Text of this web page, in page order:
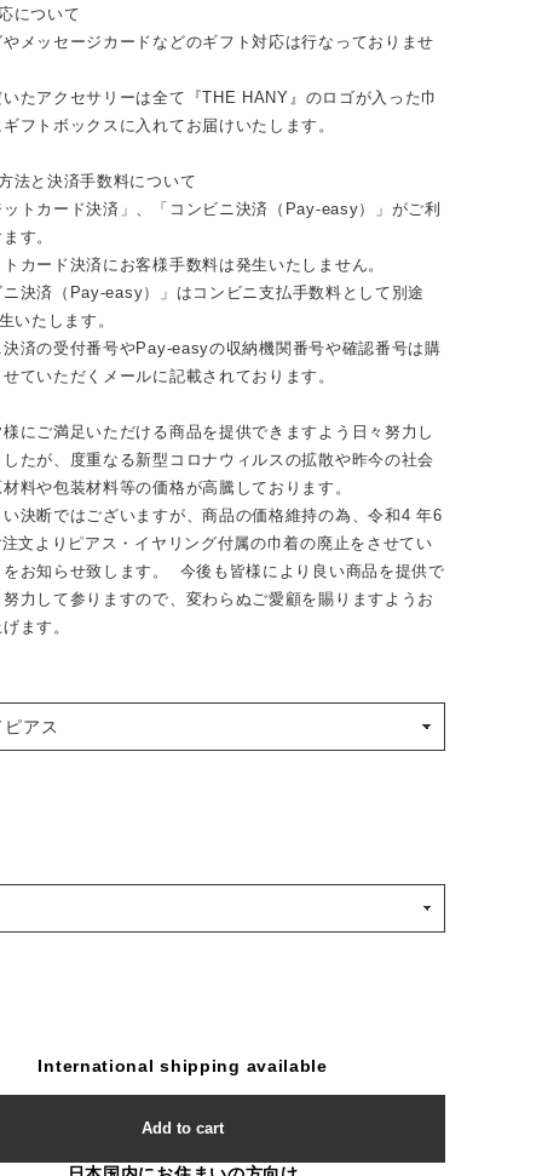
について
メッセージカードなどのギフト対応は行なっておりませ
たアクセサリーは全て『THE HANY』のロゴが入った巾
フトボックスに入れてお届けいたします。
法と決済手数料について
トカード決済」、「コンビニ決済（Pay-easy）」がご利
す。
カード決済にお客様手数料は発生いたしません。
決済（Pay-easy）」はコンビニ支払手数料として別途
いたします。
済の受付番号やPay-easyの収納機関番号や確認番号は購
ていただくメールに記載されております。
にご満足いただける商品を提供できますよう日々努力し
たが、度重なる新型コロナウィルスの拡散や昨今の社会
料や包装材料等の価格が高騰しております。
決断ではございますが、商品の価格維持の為、令和4 年6
文よりピアス・イヤリング付属の巾着の廃止をさせてい
をお知らせ致します。 今後も皆様により良い商品を提供で
努力して参りますので、変わらぬご愛顧を賜りますようお
ます。
International shipping available
Add to cart